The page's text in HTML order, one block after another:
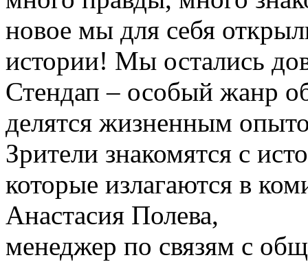
новое мы для себя
истории! Мы остались
Стендап – особый жанр
делятся жизненным
Зрители знакомятся с
которые излагаются в
Анастасия Полева,
менеджер по связям с